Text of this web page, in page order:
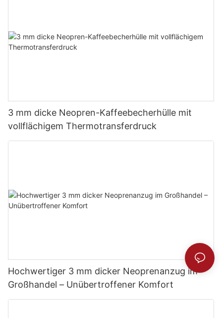
3 mm dicke Neopren-Kaffeebecherhülle mit
vollflächigem Thermotransferdruck
Hochwertiger 3 mm dicker Neoprenanzug im
Großhandel – Unübertroffener Komfort